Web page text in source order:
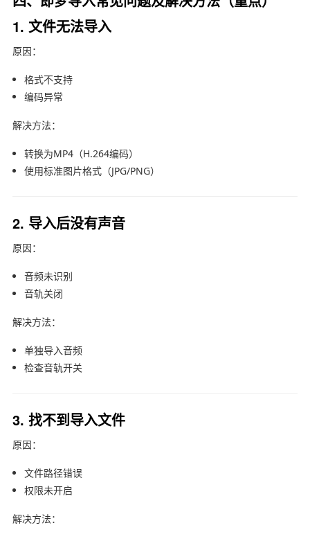
1. 文件无法导入
原因：
格式不支持
编码异常
解决方法：
转换为MP4（H.264编码）
使用标准图片格式（JPG/PNG）
2. 导入后没有声音
原因：
音频未识别
音轨关闭
解决方法：
单独导入音频
检查音轨开关
3. 找不到导入文件
原因：
文件路径错误
权限未开启
解决方法：